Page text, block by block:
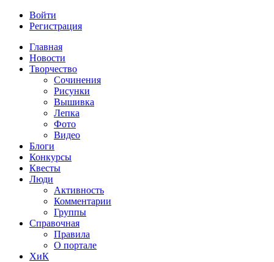
Войти
Регистрация
Главная
Новости
Творчество
Сочинения
Рисунки
Вышивка
Лепка
Фото
Видео
Блоги
Конкурсы
Квесты
Люди
Активность
Комментарии
Группы
Справочная
Правила
О портале
ХиК